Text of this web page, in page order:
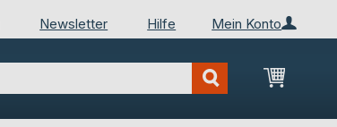
Mein Konto
Newsletter Hilfe
Mein